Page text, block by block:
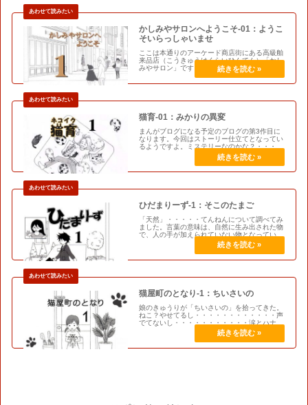
かしみやサロンへようこそ-01：ようこ
そいらっしゃいませ
ここは本通りのアーケード商店街にある高級舶
来品店（こうきゅうはくらいひんてん）「かし
みやサロン」です。主人公はこちらで働いてい
た女性（彼氏イナイ歴＝年齢）で、元号が昭和
から平成へと改元されたころのお話となりま
猫育-01：みかりの異変
まんがブログになる予定のブログの第3作目に
なります。今回はストーリー仕立てとなってい
るようですよ。ミステリーなのかな？・・・コ
メディなのかな？いったいみかりに何があった
のでしょうか？これまでの登場人物主人公：女
ひだまりーず-1：そこのたまご
「天然」・・・・・てんねんについて調べてみ
ました。言葉の意味は、自然に生み出された物
で、人の手が加えられていない物となっていま
した。その他には、生まれながらにして持って
いるもの。意図しないでそうなること。などな
猫屋町のとなり-1：ちいさいの
娘のきゅうりが「ちいさいの」を拾ってきた。
ねこ？やせてるし・・・・・・・・・・・・声
でてないし・・・・・・・・・・・涙とハナ水
たらしているし・・・・・・・・・・・この日
から・・・・・・ちいさい家族が増えた。